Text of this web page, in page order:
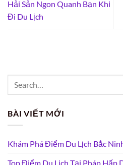
Hải Sản Ngon Quanh Bạn Khi
Đi Du Lịch
BÀI VIẾT MỚI
Khám Phá Điểm Du Lịch Bắc
Top Điểm Du Lịch Tại Pháp Hấp